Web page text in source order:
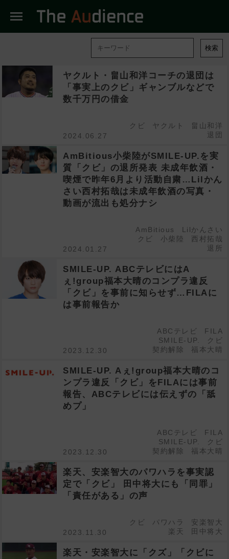
menu
検索
ヤクルト・畠山和洋コーチの退団は
「事実上のクビ」ギャンブルなどで
数千万円の借金
2024.06.27
クビ ヤクルト
畠山和洋
退団
AmBitious小柴陸がSMILE-UP.を実
質「クビ」の退所発表 未成年飲酒・
喫煙で昨年6月より活動自粛…Lilかん
さい西村拓哉は未成年飲酒の写真・
動画が流出も処分ナシ
2024.01.27
AmBitious
Lilかんさい
クビ
小柴陸
西村拓哉
退所
SMILE-UP. ABCテレビにはA
ぇ!group福本大晴のコンプラ違反
「クビ」を事前に知らせず…FILAに
は事前報告か
2023.12.30
ABCテレビ
FILA
SMILE-UP.
クビ
契約解除
福本大晴
SMILE-UP. Aぇ!group福本大晴のコ
ンプラ違反「クビ」をFILAには事前
報告、ABCテレビには伝えずの「舐
めプ」
2023.12.30
ABCテレビ
FILA
SMILE-UP.
クビ
契約解除
福本大晴
楽天、安楽智大のパワハラを事実認
定で「クビ」 田中将大にも「同罪」
「責任がある」の声
2023.11.30
クビ パワハラ
安楽智大
楽天
田中将大
楽天・安楽智大に「クズ」「クビに